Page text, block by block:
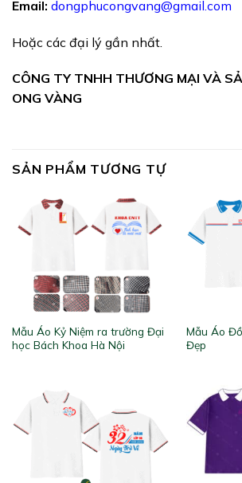
Email: dongphucongvang@gmail.com
Hoặc các đại lý gần nhất.
CÔNG TY TNHH THƯƠNG MẠI VÀ
ONG VÀNG
SẢN PHẨM TƯƠNG TỰ
Mẫu Áo Kỷ Niệm ra trường Đại
học Bách Khoa Hà Nội
Mẫu Áo
Đẹp